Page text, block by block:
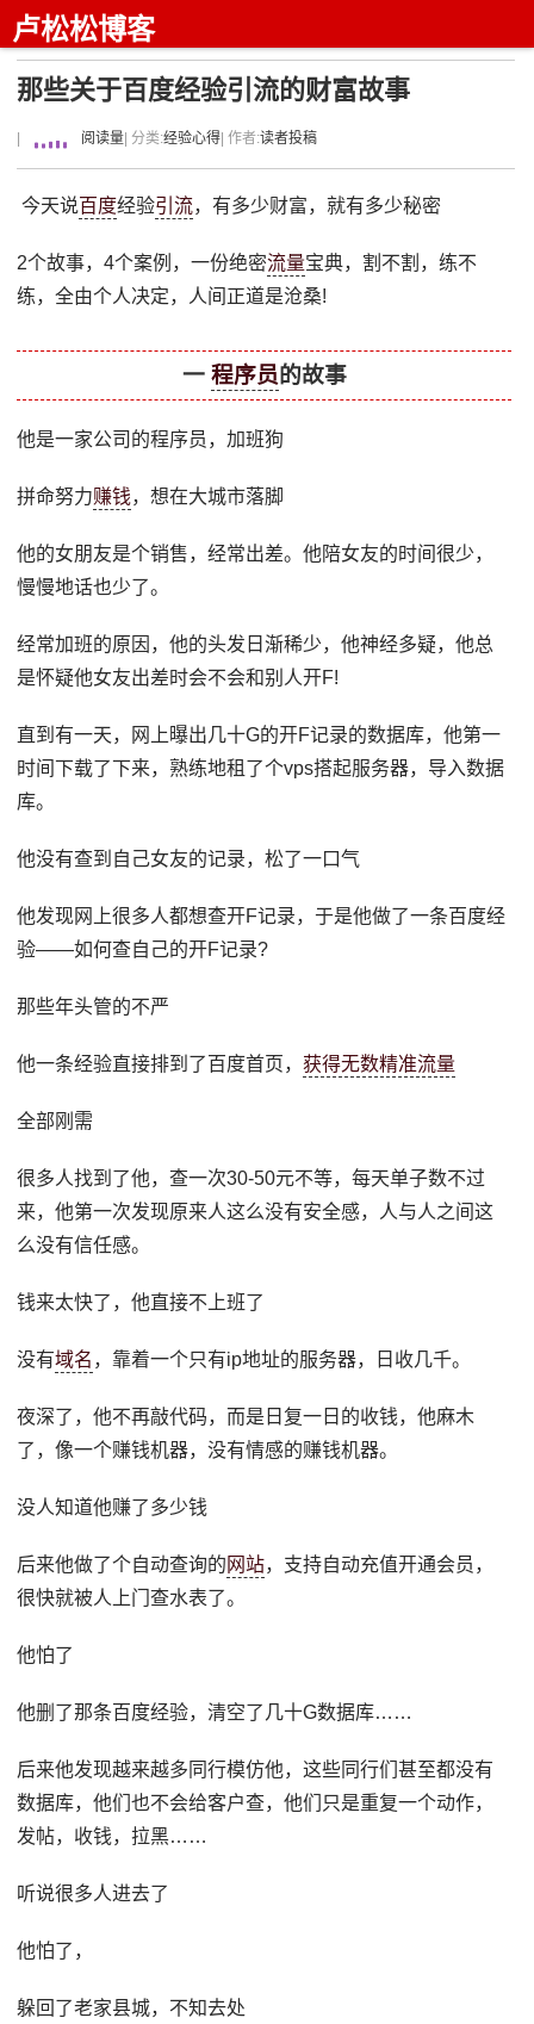
卢松松博客
那些关于百度经验引流的财富故事
阅读量 | 分类:经验心得 | 作者:读者投稿
今天说百度经验引流，有多少财富，就有多少秘密
2个故事，4个案例，一份绝密流量宝典，割不割，练不
练，全由个人决定，人间正道是沧桑!
一 程序员的故事
他是一家公司的程序员，加班狗
拼命努力赚钱，想在大城市落脚
他的女朋友是个销售，经常出差。他陪女友的时间很少，
慢慢地话也少了。
经常加班的原因，他的头发日渐稀少，他神经多疑，他总
是怀疑他女友出差时会不会和别人开F!
直到有一天，网上曝出几十G的开F记录的数据库，他第一
时间下载了下来，熟练地租了个vps搭起服务器，导入数据
库。
他没有查到自己女友的记录，松了一口气
他发现网上很多人都想查开F记录，于是他做了一条百度经
验——如何查自己的开F记录?
那些年头管的不严
他一条经验直接排到了百度首页，获得无数精准流量
全部刚需
很多人找到了他，查一次30-50元不等，每天单子数不过
来，他第一次发现原来人这么没有安全感，人与人之间这
么没有信任感。
钱来太快了，他直接不上班了
没有域名 ，靠着一个只有ip地址的服务器，日收几千。
夜深了，他不再敲代码，而是日复一日的收钱，他麻木
了，像一个赚钱机器，没有情感的赚钱机器。
没人知道他赚了多少钱
后来他做了个自动查询的 网站，支持自动充值开通会员，
很快就被人上门查水表了。
他怕了
他删了那条百度经验，清空了几十G数据库……
后来他发现越来越多同行模仿他，这些同行们甚至都没有
数据库，他们也不会给客户查，他们只是重复一个动作，
发帖，收钱，拉黑……
听说很多人进去了
他怕了，
躲回了老家县城，不知去处